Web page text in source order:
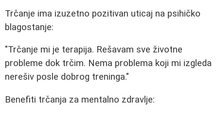
Trčanje ima izuzetno pozitivan uticaj na psihičko
blagostanje:
"Trčanje mi je terapija. Rešavam sve životne
probleme dok trčim. Nema problema koji mi izgleda
nerešiv posle dobrog treninga."
Benefiti trčanja za mentalno zdravlje: